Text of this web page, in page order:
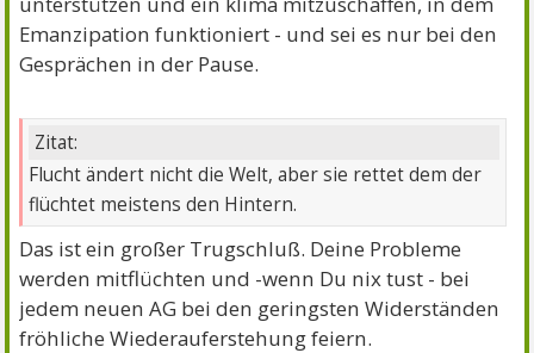
Emanzipation funktioniert - und sei es nur bei den
Gesprächen in der Pause.
Zitat:
Flucht ändert nicht die Welt, aber sie rettet dem der
flüchtet meistens den Hintern.
Das ist ein großer Trugschluß. Deine Probleme
werden mitflüchten und -wenn Du nix tust - bei
jedem neuen AG bei den geringsten Widerständen
fröhliche Wiederauferstehung feiern.